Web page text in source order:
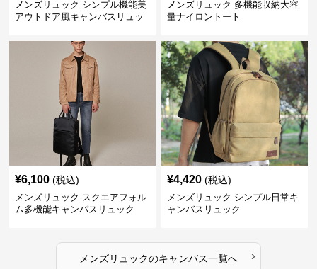
メンズリュック シンプル機能美
アウトドア風キャンバスリュッ
メンズリュック 多機能収納大容
量ナイロントート
¥6,100 (税込)
メンズリュック スクエアフォル
ム多機能キャンバスリュック
¥4,420 (税込)
メンズリュック シンプル日常キ
ャンバスリュック
メンズリュックのキャンバス一覧へ ›